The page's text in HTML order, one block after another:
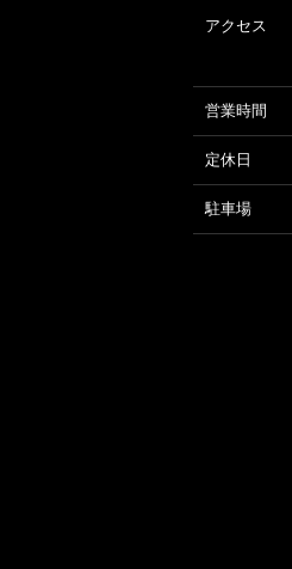
アクセス
営業時間
定休日
駐車場